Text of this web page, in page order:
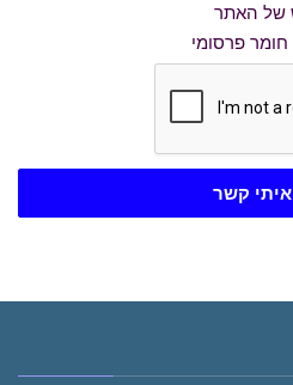
של האתר
של האתר
פרסומי
חומר פרסומי
איתי קשר